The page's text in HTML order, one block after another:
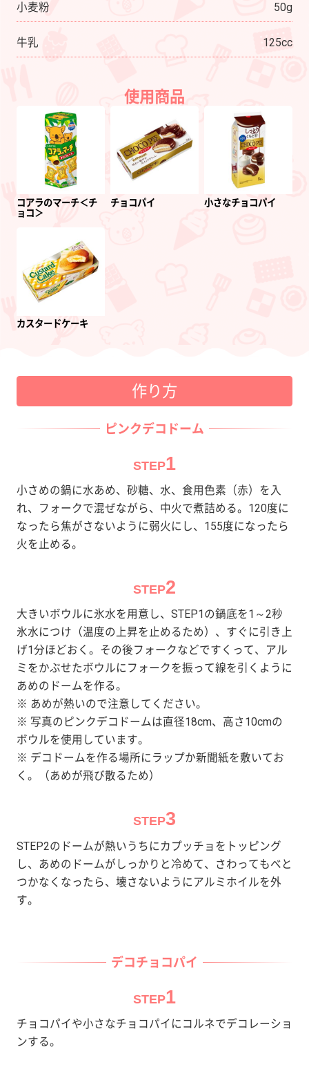
小麦粉 50g
牛乳 125cc
使用商品
コアラのマーチ＜チ
ョコ＞
チョコパイ 小さなチョコパイ
カスタードケーキ
作り方
ピンクデコドーム
STEP1
小さめの鍋に水あめ、砂糖、水、食用色素（赤）を入
れ、フォークで混ぜながら、中火で煮詰める。120度に
なったら焦がさないように弱火にし、155度になったら
火を止める。
STEP2
大きいボウルに氷水を用意し、STEP1の鍋底を1～2秒
氷水につけ（温度の上昇を止めるため）、すぐに引き上
げ1分ほどおく。その後フォークなどですくって、アル
ミをかぶせたボウルにフォークを振って線を引くように
あめのドームを作る。
※ あめが熱いので注意してください。
※ 写真のピンクデコドームは直径18cm、高さ10cmの
ボウルを使用しています。
※ デコドームを作る場所にラップか新聞紙を敷いてお
く。（あめが飛び散るため）
STEP3
STEP2のドームが熱いうちにカプッチョをトッピング
し、あめのドームがしっかりと冷めて、さわってもべと
つかなくなったら、壊さないようにアルミホイルを外
す。
デコチョコパイ
STEP1
チョコパイや小さなチョコパイにコルネでデコレーショ
ンする。